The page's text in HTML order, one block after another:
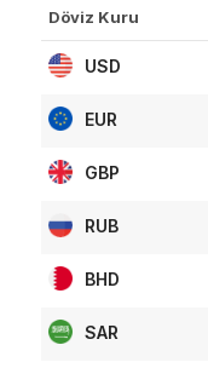
Döviz Kuru
USD
EUR
GBP
RUB
BHD
SAR